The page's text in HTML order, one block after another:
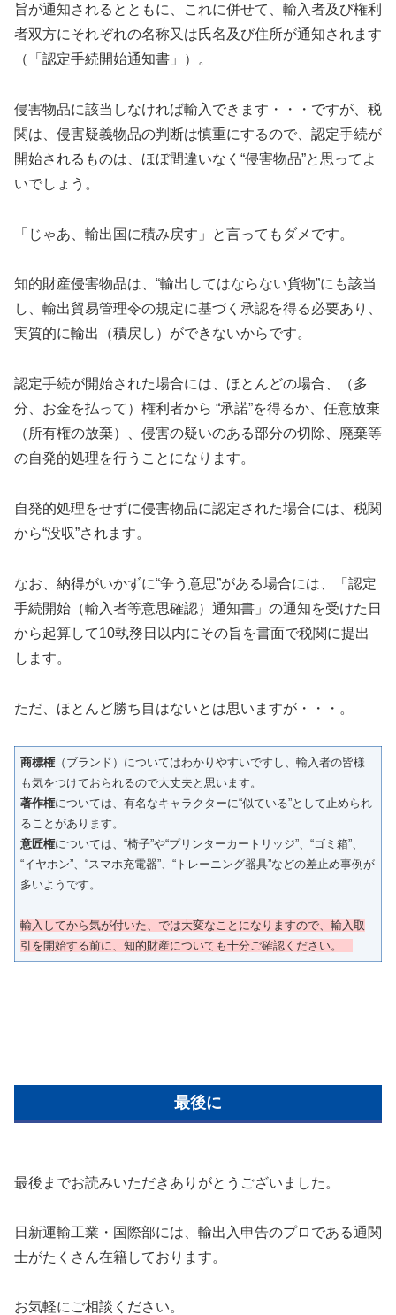
旨が通知されるとともに、これに併せて、輸入者及び権利
者双方にそれぞれの名称又は氏名及び住所が通知されます
（「認定手続開始通知書」）。
侵害物品に該当しなければ輸入できます・・・ですが、税
関は、侵害疑義物品の判断は慎重にするので、認定手続が
開始されるものは、ほぼ間違いなく“侵害物品”と思ってよ
いでしょう。
「じゃあ、輸出国に積み戻す」と言ってもダメです。
知的財産侵害物品は、“輸出してはならない貨物”にも該当
し、輸出貿易管理令の規定に基づく承認を得る必要あり、
実質的に輸出（積戻し）ができないからです。
認定手続が開始された場合には、ほとんどの場合、（多
分、お金を払って）権利者から “承諾”を得るか、任意放棄
（所有権の放棄）、侵害の疑いのある部分の切除、廃棄等
の自発的処理を行うことになります。
自発的処理をせずに侵害物品に認定された場合には、税関
から“没収”されます。
なお、納得がいかずに“争う意思”がある場合には、「認定
手続開始（輸入者等意思確認）通知書」の通知を受けた日
から起算して10執務日以内にその旨を書面で税関に提出
します。
ただ、ほとんど勝ち目はないとは思いますが・・・。
商標権（ブランド）についてはわかりやすいですし、輸入者の皆様
も気をつけておられるので大丈夫と思います。
著作権については、有名なキャラクターに“似ている”として止められ
ることがあります。
意匠権については、“椅子”や“プリンターカートリッジ”、“ゴミ箱”、
“イヤホン”、“スマホ充電器”、“トレーニング器具”などの差止め事例が
多いようです。
輸入してから気が付いた、では大変なことになりますので、輸入取
引を開始する前に、知的財産についても十分ご確認ください。
最後に
最後までお読みいただきありがとうございました。
日新運輸工業・国際部には、輸出入申告のプロである通関
士がたくさん在籍しております。
お気軽にご相談ください。